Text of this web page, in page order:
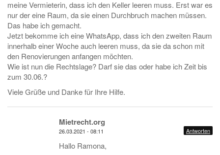
meine Vermieterin, dass ich den Keller leeren muss. Erst war es
nur der eine Raum, da sie einen Durchbruch machen müssen.
Das habe ich gemacht.
Jetzt bekomme ich eine WhatsApp, dass ich den zweiten Raum
innerhalb einer Woche auch leeren muss, da sie da schon mit
den Renovierungen anfangen möchten.
Wie ist nun die Rechtslage? Darf sie das oder habe ich Zeit bis
zum 30.06.?
Viele Grüße und Danke für Ihre Hilfe.
Mietrecht.org
26.03.2021 - 08:11 Antworten
Hallo Ramona,